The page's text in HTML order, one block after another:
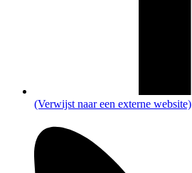
(Verwijst naar een externe website)